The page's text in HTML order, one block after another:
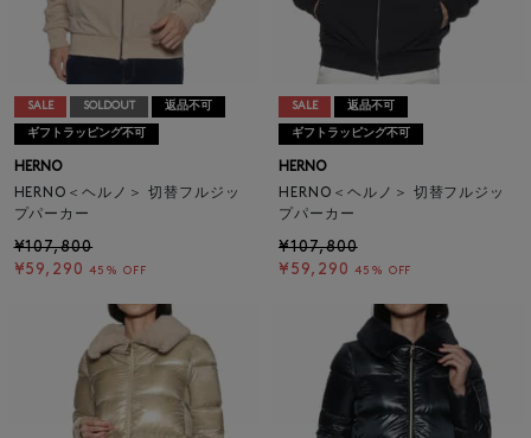
SALE SOLDOUT 返品不可
ギフトラッピング不可
HERNO
HERNO＜ヘルノ＞ 切替フルジッ
プパーカー
¥107,800
¥59,290 45% OFF
SALE 返品不可
ギフトラッピング不可
HERNO
HERNO＜ヘルノ＞ 切替フルジッ
プパーカー
¥107,800
¥59,290 45% OFF